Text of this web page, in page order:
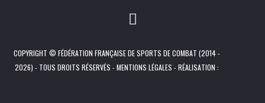
COPYRIGHT © FÉDÉRATION FRANÇAISE DE SPORTS DE COMBAT (2014 -
2026) - TOUS DROITS RÉSERVÉS -MENTIONS LÉGALES - RÉALISATION :